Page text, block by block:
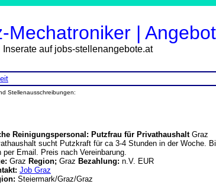
Mechatroniker |
Inserate auf jobs-stellenangebote.at
Stellenausschreibungen:
Reinigungspersonal: Putzfrau für Privathaushalt Graz
sucht Putzkraft für ca 3-4 Stunden in der Woche.
per Email. Preis nach Vereinbarung.
Graz Region; Graz Bezahlung: n.V. EUR
Job Graz
Steiermark/Graz/Graz